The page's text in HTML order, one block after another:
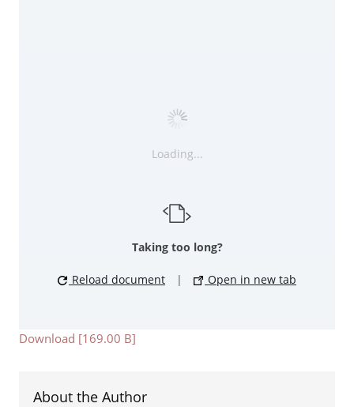
Loading...
Taking too long?
Reload document | Open in new tab
Download [169.00 B]
About the Author